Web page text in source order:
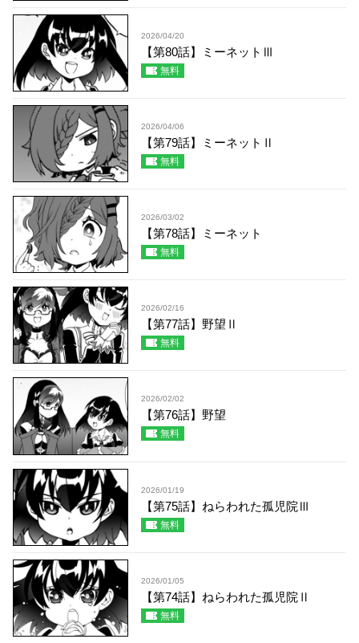
2026/04/20
【第80話】ミーネットⅢ
無料
2026/04/06
【第79話】ミーネットⅡ
無料
2026/03/02
【第78話】ミーネット
無料
2026/02/16
【第77話】野望Ⅱ
無料
2026/02/02
【第76話】野望
無料
2026/01/19
【第75話】ねらわれた孤児院Ⅲ
無料
2026/01/05
【第74話】ねらわれた孤児院Ⅱ
無料